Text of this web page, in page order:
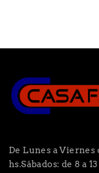
De Lunes a Viernes
hs.Sábados: de 8 a